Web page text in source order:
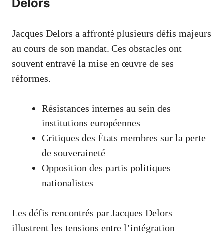
Delors
Jacques Delors a affronté plusieurs défis majeurs
au cours de son mandat. Ces obstacles ont
souvent entravé la mise en œuvre de ses
réformes.
Résistances internes au sein des
institutions européennes
Critiques des États membres sur la perte
de souveraineté
Opposition des partis politiques
nationalistes
Les défis rencontrés par Jacques Delors
illustrent les tensions entre l’intégration